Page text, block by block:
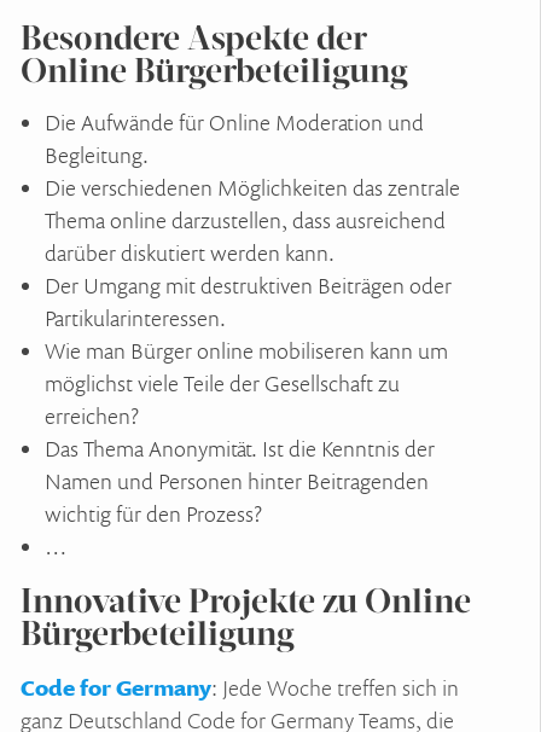
Besondere Aspekte der
Online Bürgerbeteiligung
Die Aufwände für Online Moderation und
Begleitung.
Die verschiedenen Möglichkeiten das zentrale
Thema online darzustellen, dass ausreichend
darüber diskutiert werden kann.
Der Umgang mit destruktiven Beiträgen oder
Partikularinteressen.
Wie man Bürger online mobiliseren kann um
möglichst viele Teile der Gesellschaft zu
erreichen?
Das Thema Anonymität. Ist die Kenntnis der
Namen und Personen hinter Beitragenden
wichtig für den Prozess?
…
Innovative Projekte zu Online
Bürgerbeteiligung
Code for Germany: Jede Woche treffen sich in
ganz Deutschland Code for Germany Teams, die